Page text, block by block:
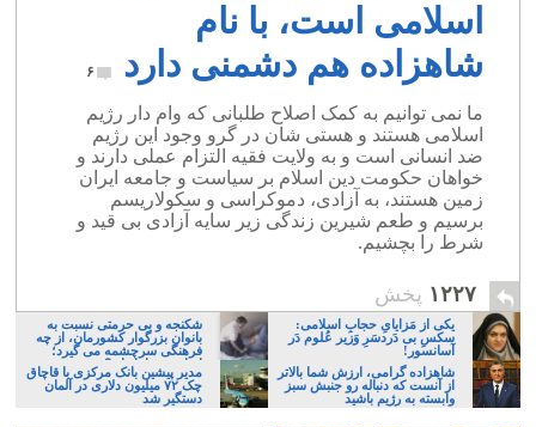
اسلامی است، با نام
شاهزاده هم دشمنی دارد
۶
ما نمی توانیم به کمک اصلاح طلبانی که وام دار رژیم
اسلامی هستند و هستی شان در گرو وجود این رژیم
ضد انسانی است و به ولایت فقیه التزام عملی دارند و
خواهان حکومت دین اسلام بر سیاست و جامعه ایران
زمین هستند، به آزادی، دموکراسی و سکولاریسم
برسیم و طعم شیرین زندگی زیر سایه آزادی بی قید و
شرط را بچشیم.
۱۲۲۷ پخش
یکی از مَزایایِ حجابِ اسلامی:
سکسِ بی دَردسَرِ وَزیر عُلوم دَر
آسانسور!
شکنجه و بی حرمتی نسبت به
بانوان بزرگوار کشورمان، از چه
فرهنگی سرچشمه می گیرد؛
ایرانی، و یا تازیان؟
شاهزاده گرامی، ارزش شما بالاتر
از آنست که دنباله رو جنبش سبز
وابسته به رژیم باشید
مدیر پیشین بانک مرکزی با قاچاق
چک ۷۲ میلیون دلاری در آلمان
دستگیر شد